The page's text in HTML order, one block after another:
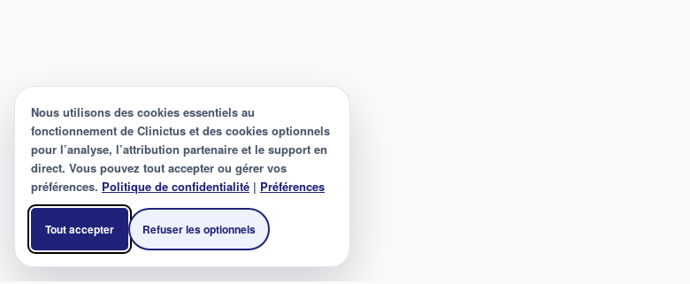
Nous utilisons des cookies essentiels au
fonctionnement de Clinictus et des cookies optionnels
pour l’analyse, l’attribution partenaire et le support en
direct. Vous pouvez tout accepter ou gérer vos
préférences. Politique de confidentialité | Préférences
Tout accepter Refuser les optionnels